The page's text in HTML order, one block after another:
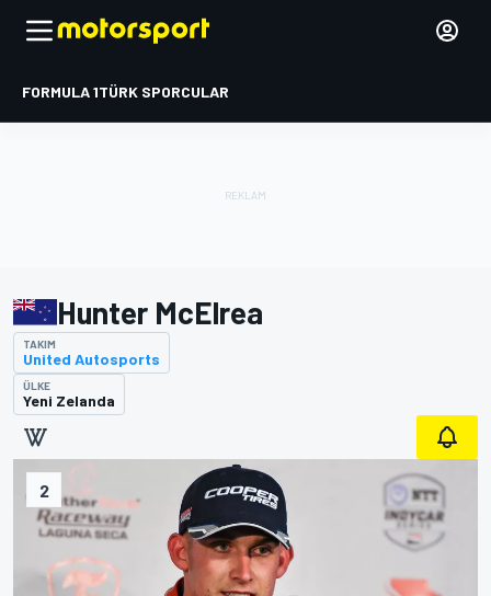
FORMULA 1TÜRK SPORCULAR
2
Hunter McElrea
TAKIM
United Autosports
ÜLKE
Yeni Zelanda